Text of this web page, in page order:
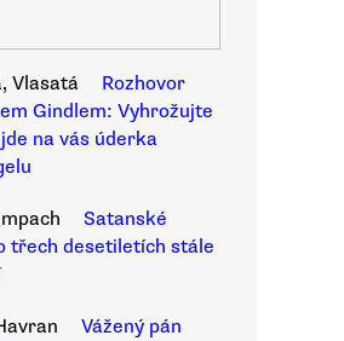
Vlasatá
Rozhovor
Gindlem: Vyhrožujte
na vás úderka
Satanské
třech desetiletích stále
Vážený pán